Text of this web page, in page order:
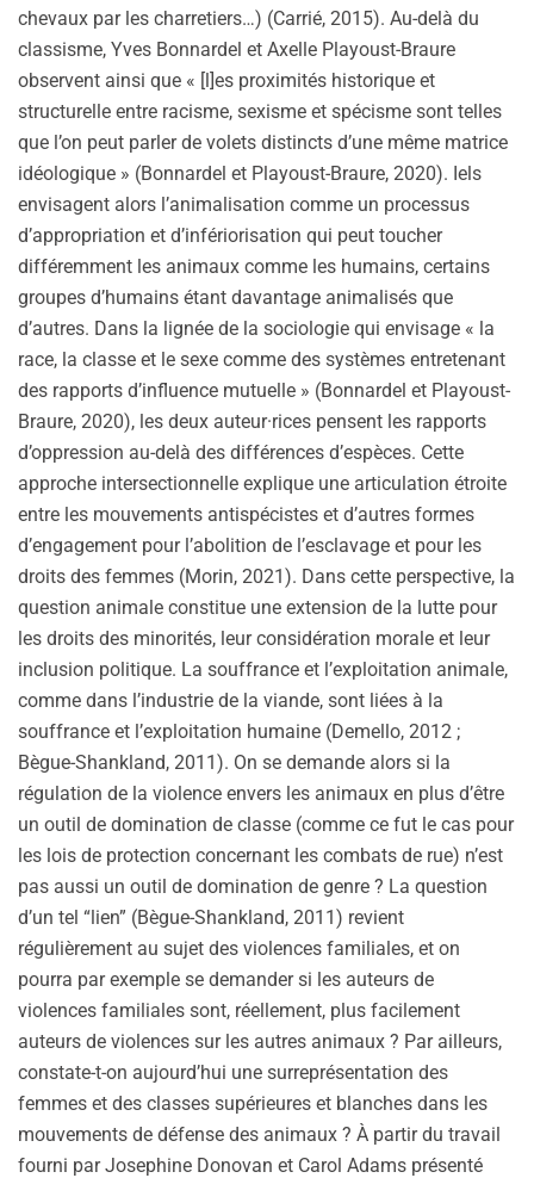
chevaux par les charretiers…) (Carrié, 2015). Au-delà du
classisme, Yves Bonnardel et Axelle Playoust-Braure
observent ainsi que « [l]es proximités historique et
structurelle entre racisme, sexisme et spécisme sont telles
que l’on peut parler de volets distincts d’une même matrice
idéologique » (Bonnardel et Playoust-Braure, 2020). Iels
envisagent alors l’animalisation comme un processus
d’appropriation et d’infériorisation qui peut toucher
différemment les animaux comme les humains, certains
groupes d’humains étant davantage animalisés que
d’autres. Dans la lignée de la sociologie qui envisage « la
race, la classe et le sexe comme des systèmes entretenant
des rapports d’influence mutuelle » (Bonnardel et Playoust-
Braure, 2020), les deux auteur·rices pensent les rapports
d’oppression au-delà des différences d’espèces. Cette
approche intersectionnelle explique une articulation étroite
entre les mouvements antispécistes et d’autres formes
d’engagement pour l’abolition de l’esclavage et pour les
droits des femmes (Morin, 2021). Dans cette perspective, la
question animale constitue une extension de la lutte pour
les droits des minorités, leur considération morale et leur
inclusion politique. La souffrance et l’exploitation animale,
comme dans l’industrie de la viande, sont liées à la
souffrance et l’exploitation humaine (Demello, 2012 ;
Bègue-Shankland, 2011). On se demande alors si la
régulation de la violence envers les animaux en plus d’être
un outil de domination de classe (comme ce fut le cas pour
les lois de protection concernant les combats de rue) n’est
pas aussi un outil de domination de genre ? La question
d’un tel “lien” (Bègue-Shankland, 2011) revient
régulièrement au sujet des violences familiales, et on
pourra par exemple se demander si les auteurs de
violences familiales sont, réellement, plus facilement
auteurs de violences sur les autres animaux ? Par ailleurs,
constate-t-on aujourd’hui une surreprésentation des
femmes et des classes supérieures et blanches dans les
mouvements de défense des animaux ? À partir du travail
fourni par Josephine Donovan et Carol Adams présenté